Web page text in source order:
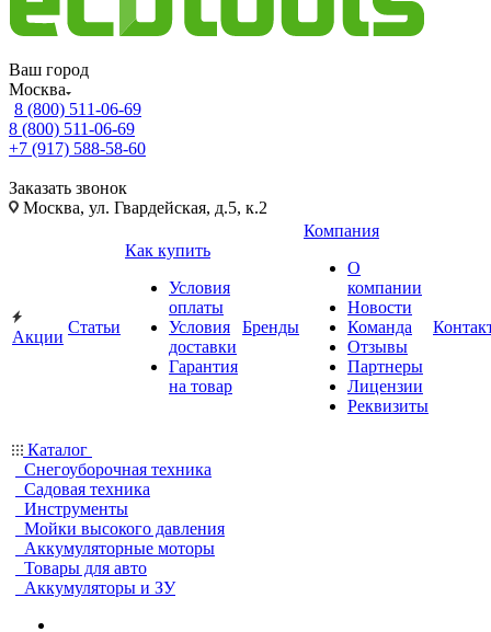
Ваш город
Москва
8 (800) 511-06-69
8 (800) 511-06-69
+7 (917) 588-58-60
Заказать звонок
Москва, ул. Гвардейская, д.5, к.2
Акции
Статьи
Как купить
Условия
оплаты
Условия
доставки
Гарантия
на товар
Бренды
Компания
О
компании
Новости
Команда
Отзывы
Партнеры
Лицензии
Реквизиты
Каталог
Снегоуборочная техника
Садовая техника
Инструменты
Мойки высокого давления
Аккумуляторные моторы
Товары для авто
Аккумуляторы и ЗУ